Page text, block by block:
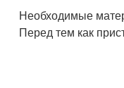
Необходимые
Перед тем как